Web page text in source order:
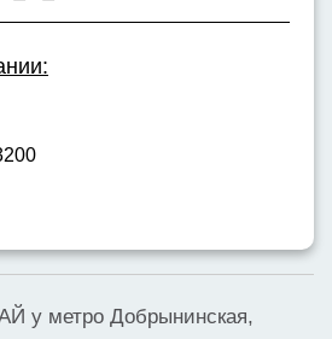
у метро Добрынинская,